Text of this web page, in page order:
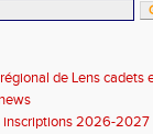
de Lens cadets
inscriptions 2026-2027